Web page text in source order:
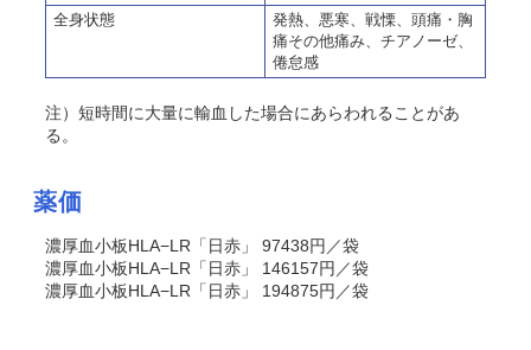
全身状態
発熱、悪寒、戦慄、頭痛・胸
痛その他痛み、チアノーゼ、
倦怠感
注）短時間に大量に輸血した場合にあらわれることがあ
る。
薬価
濃厚血小板HLA−LR「日赤」 97438円／袋
濃厚血小板HLA−LR「日赤」 146157円／袋
濃厚血小板HLA−LR「日赤」 194875円／袋